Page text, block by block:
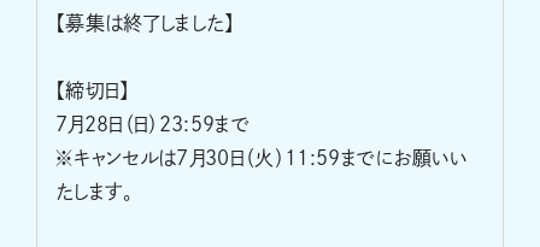
【募集は終了しました】
【締切日】
7月28日（日）23:59まで
※キャンセルは7月30日（火）11:59までにお願いい
たします。